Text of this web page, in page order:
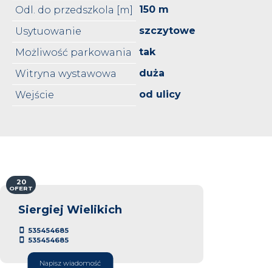
Odl. do przedszkola [m]
150 m
Usytuowanie
szczytowe
Możliwość parkowania
tak
Witryna wystawowa
duża
Wejście
od ulicy
Siergiej Wielikich
535454685
535454685
Napisz wiadomość
20
OFERT